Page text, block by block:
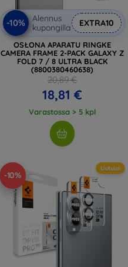
-10%
Alennus
kupongilla
EXTRA10
OSŁONA APARATU RINGKE
CAMERA FRAME 2-PACK GALAXY Z
FOLD 7 / 8 ULTRA BLACK
(8800380460638)
20,89 €
18,81 €
Varastossa > 5 kpl
-10%
Uutuus